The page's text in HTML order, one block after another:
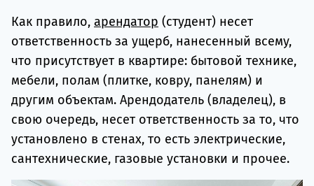
Как правило, арендатор (студент) несет
ответственность за ущерб, нанесенный всему,
что присутствует в квартире: бытовой технике,
мебели, полам (плитке, ковру, панелям) и
другим объектам. Арендодатель (владелец), в
свою очередь, несет ответственность за то, что
установлено в стенах, то есть электрические,
сантехнические, газовые установки и прочее.